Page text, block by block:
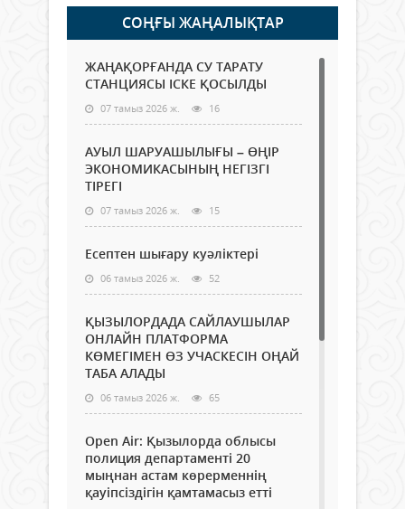
СОҢҒЫ ЖАҢАЛЫҚТАР
ЖАҢАҚОРҒАНДА СУ ТАРАТУ
СТАНЦИЯСЫ ІСКЕ ҚОСЫЛДЫ
07 тамыз 2026 ж. 16
АУЫЛ ШАРУАШЫЛЫҒЫ – ӨҢІР
ЭКОНОМИКАСЫНЫҢ НЕГІЗГІ
ТІРЕГІ
07 тамыз 2026 ж. 15
Есептен шығару куәліктері
06 тамыз 2026 ж. 52
ҚЫЗЫЛОРДАДА САЙЛАУШЫЛАР
ОНЛАЙН ПЛАТФОРМА
КӨМЕГІМЕН ӨЗ УЧАСКЕСІН ОҢАЙ
ТАБА АЛАДЫ
06 тамыз 2026 ж. 65
Open Air: Қызылорда облысы
полиция департаменті 20
мыңнан астам көрерменнің
қауіпсіздігін қамтамасыз етті